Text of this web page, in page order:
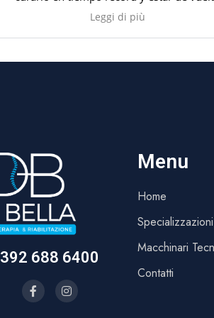
para competir. Ademas de estar presentes
no solo en el consultorio sino en el resto
del tiempo
Leggi di più
392 688 6400
Menu
Home
Specializzazioni
Macchinari
Contatti